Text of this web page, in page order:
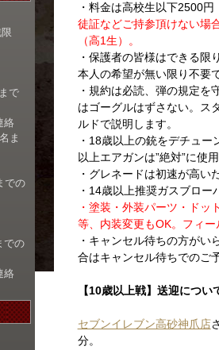
・料金は高校生以下2500
徒証などご持参頂けない場
（高1生）。
・保護者の皆様はできる
本人の希望が無い限り不要で
・規約は必読、弾の規定
はゴーグルはずさない。ス
ルドで説明します。
・18歳以上の銃をデチュ
以上エアガンは”絶対”に使
・グレネードは初速が高い
・14歳以上推奨ガスブロー
・塗装・外装パーツ・ド
等、内装変更もOK。フィー
・キャンセル待ちの方が
合はキャンセル待ちでのご
【10歳以上戦】送迎につい
セブンイレブン高砂神爪店
分。
で
絡
ま
での
での
絡